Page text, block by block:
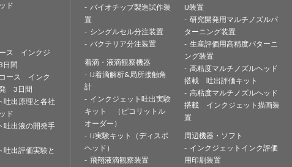
ド
ス インクジ
日間
ース インク
発 3日間
出原理と各社
ド
出液の開発手
出評価実験と
バイオチップ製造試作装
置
シングルセル分注装置
バクテリア分注装置
着滴・液滴観察機器
IJ着滴解析&局所接触角
計
インクジェット吐出実験
キット （ピコリットル
オーダー）
IJ実験キット（ディスポ
ヘッド）
飛翔液滴観察装置
IJ装置
研究開発用マルチノズルパ
ターニング装置
生産評価用高精度パターニ
ング装置
高粘度マルチノズルヘッド
搭載 吐出評価キット
高粘度マルチノズルヘッド
搭載 インクジェット描画装
置
周辺機器・ソフト
インクジェットインク評価
用印刷装置